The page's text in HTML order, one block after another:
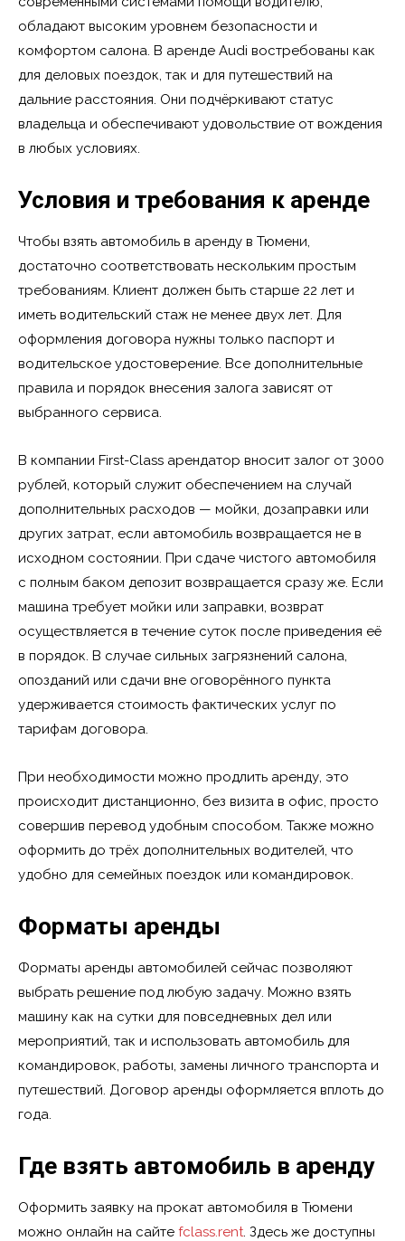
обладают высоким уровнем безопасности и
комфортом салона. В аренде Audi востребованы как
для деловых поездок, так и для путешествий на
дальние расстояния. Они подчёркивают статус
владельца и обеспечивают удовольствие от вождения
в любых условиях.
Условия и требования к аренде
Чтобы взять автомобиль в аренду в Тюмени,
достаточно соответствовать нескольким простым
требованиям. Клиент должен быть старше 22 лет и
иметь водительский стаж не менее двух лет. Для
оформления договора нужны только паспорт и
водительское удостоверение. Все дополнительные
правила и порядок внесения залога зависят от
выбранного сервиса.
В компании First-Class арендатор вносит залог от 3000
рублей, который служит обеспечением на случай
дополнительных расходов — мойки, дозаправки или
других затрат, если автомобиль возвращается не в
исходном состоянии. При сдаче чистого автомобиля
с полным баком депозит возвращается сразу же. Если
машина требует мойки или заправки, возврат
осуществляется в течение суток после приведения её
в порядок. В случае сильных загрязнений салона,
опозданий или сдачи вне оговорённого пункта
удерживается стоимость фактических услуг по
тарифам договора.
При необходимости можно продлить аренду, это
происходит дистанционно, без визита в офис, просто
совершив перевод удобным способом. Также можно
оформить до трёх дополнительных водителей, что
удобно для семейных поездок или командировок.
Форматы аренды
Форматы аренды автомобилей сейчас позволяют
выбрать решение под любую задачу. Можно взять
машину как на сутки для повседневных дел или
мероприятий, так и использовать автомобиль для
командировок, работы, замены личного транспорта и
путешествий. Договор аренды оформляется вплоть до
года.
Где взять автомобиль в аренду
Оформить заявку на прокат автомобиля в Тюмени
можно онлайн на сайте fclass.rent. Здесь же доступны